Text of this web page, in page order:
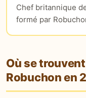
Chef britannique
formé par
Où se
Robuchon en